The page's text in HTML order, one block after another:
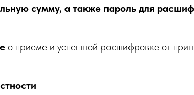
сумму, а также пароль для
о приеме и успешной расшифровке от